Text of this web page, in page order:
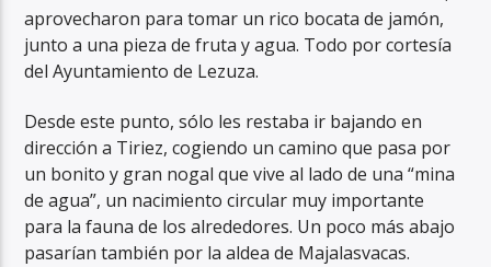
aprovecharon para tomar un rico bocata de jamón,
junto a una pieza de fruta y agua. Todo por cortesía
del Ayuntamiento de Lezuza.
Desde este punto, sólo les restaba ir bajando en
dirección a Tiriez, cogiendo un camino que pasa por
un bonito y gran nogal que vive al lado de una “mina
de agua”, un nacimiento circular muy importante
para la fauna de los alrededores. Un poco más abajo
pasarían también por la aldea de Majalasvacas.